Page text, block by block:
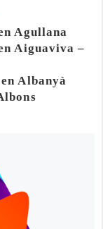
Agullana
Aiguaviva –
Albanyà